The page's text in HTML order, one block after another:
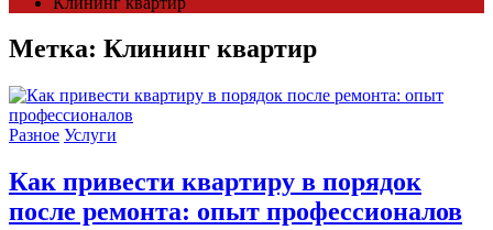
Метка: Клининг квартир
Разное Услуги
Как привести квартиру в порядок
после ремонта: опыт профессионалов